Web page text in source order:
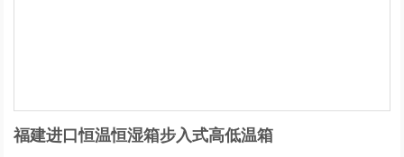
福建进口恒温恒湿箱步入式高低温箱